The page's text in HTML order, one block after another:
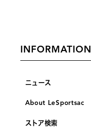
INFORMATION
ニュース
About LeSportsac
ストア検索